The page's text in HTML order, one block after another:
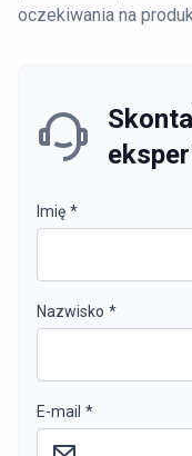
oczekiwania na
Imię *
Nazwisko *
E-mail *